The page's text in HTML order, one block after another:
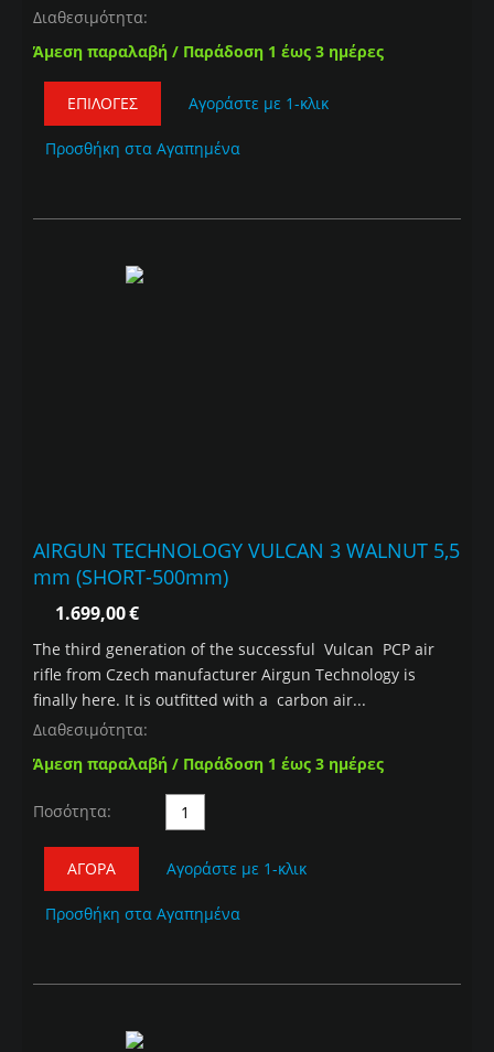
Διαθεσιμότητα:
Άμεση παραλαβή / Παράδοση 1 έως 3 ημέρες
ΕΠΙΛΟΓΈΣ Αγοράστε με 1-κλικ
Προσθήκη στα Αγαπημένα
AIRGUN TECHNOLOGY VULCAN 3 WALNUT 5,5
mm (SHORT-500mm)
1.699,00€
The third generation of the successful Vulcan PCP air
rifle from Czech manufacturer Airgun Technology is
finally here. It is outfitted with a carbon air...
Διαθεσιμότητα:
Άμεση παραλαβή / Παράδοση 1 έως 3 ημέρες
Ποσότητα:
ΑΓΟΡΆ Αγοράστε με 1-κλικ
Προσθήκη στα Αγαπημένα